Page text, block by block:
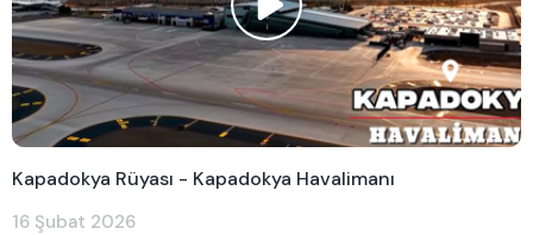
Kapadokya Rüyası - Kapadokya Havalimanı
16 Şubat 2026